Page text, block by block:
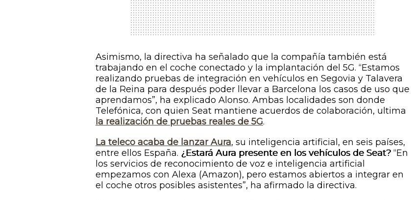
Asimismo, la directiva ha señalado que la compañía también está
trabajando en el coche conectado y la implantación del 5G. “Estamos
realizando pruebas de integración en vehículos en Segovia y Talavera
de la Reina para después poder llevar a Barcelona los casos de uso que
aprendamos”, ha explicado Alonso. Ambas localidades son donde
Telefónica, con quien Seat mantiene acuerdos de colaboración, ultima
la realización de pruebas reales de 5G.
La teleco acaba de lanzar Aura, su inteligencia artificial, en seis países,
entre ellos España. ¿Estará Aura presente en los vehículos de Seat? “En
los servicios de reconocimiento de voz e inteligencia artificial
empezamos con Alexa (Amazon), pero estamos abiertos a integrar en
el coche otros posibles asistentes”, ha afirmado la directiva.